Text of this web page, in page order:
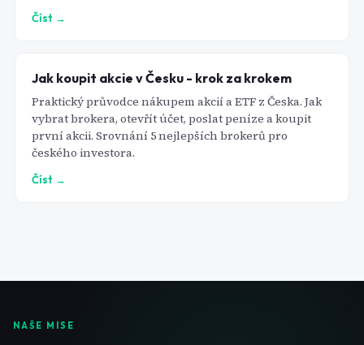
Číst →
Jak koupit akcie v Česku - krok za krokem
Praktický průvodce nákupem akcií a ETF z Česka. Jak
vybrat brokera, otevřít účet, poslat peníze a koupit
první akcii. Srovnání 5 nejlepších brokerů pro
českého investora.
Číst →
NAŠE MISE